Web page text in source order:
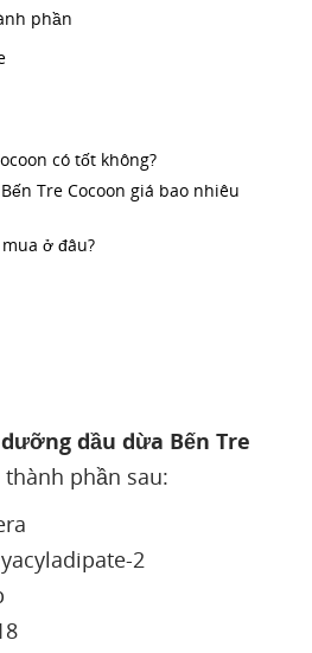
phần
có tốt không?
Tre Cocoon giá bao nhiêu
ở đâu?
dầu dừa Bến Tre
phần sau:
2